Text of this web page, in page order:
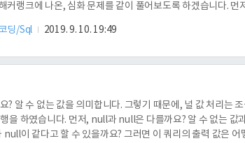
해커랭크에 나온, 심화 문제를 같이 풀어보도록 하겠습니다.
'Arie'와 'David'가 신입 사원인데요. 이들은 5000 단위의 월급을
코딩/Sql 2019. 9. 10. 19:49
알 수 없는 값을 의미합니다. 그렇기 때문에, 널 값 처리는
을 하였습니다. 먼저, null과 null은 다를까요? 알 수 없는 값
이 같다고 할 수 있을까요? 그러면 이 쿼리의 출력 값은